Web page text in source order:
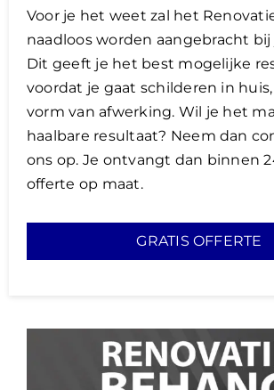
Voor je het weet zal het
naadloos worden aangebracht bij
Dit geeft je het best mogelijke
voordat je gaat schilderen in
vorm van afwerking. Wil je het
haalbare resultaat? Neem dan
ons op. Je ontvangt dan binnen
offerte op maat.
GRATIS OFFERTE